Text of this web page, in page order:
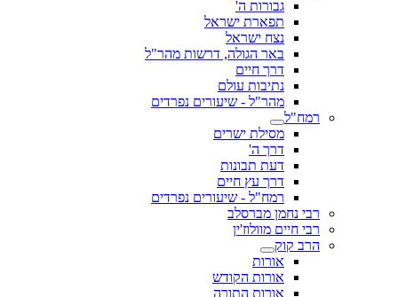
גבורות ה'
תפארת ישראל
נצח ישראל
באר הגולה, דרשות מהר"ל
דרך חיים
נתיבות עולם
מהר"ל - שיעורים נפרדים
רמח"ל
מסילת ישרים
דרך ה'
דעת תבונות
דרך עץ חיים
רמח"ל - שיעורים נפרדים
רבי נחמן מברסלב
רבי חיים מוולוז'ין
הרב קוק
אורות
אורות הקודש
אורות התורה